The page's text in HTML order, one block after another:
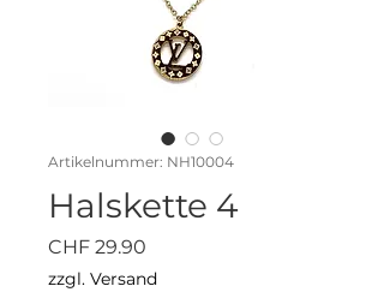
Artikelnummer: NH10004
Halskette 4
CHF 29.90
zzgl. Versand